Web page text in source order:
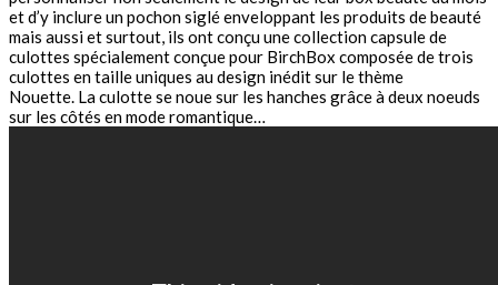
et d’y inclure un pochon siglé enveloppant les produits de beauté
mais aussi et surtout, ils ont conçu une collection capsule de
culottes spécialement conçue pour BirchBox composée de trois
culottes en taille uniques au design inédit sur le thème
Nouette. La culotte se noue sur les hanches grâce à deux noeuds
sur les côtés en mode romantique…